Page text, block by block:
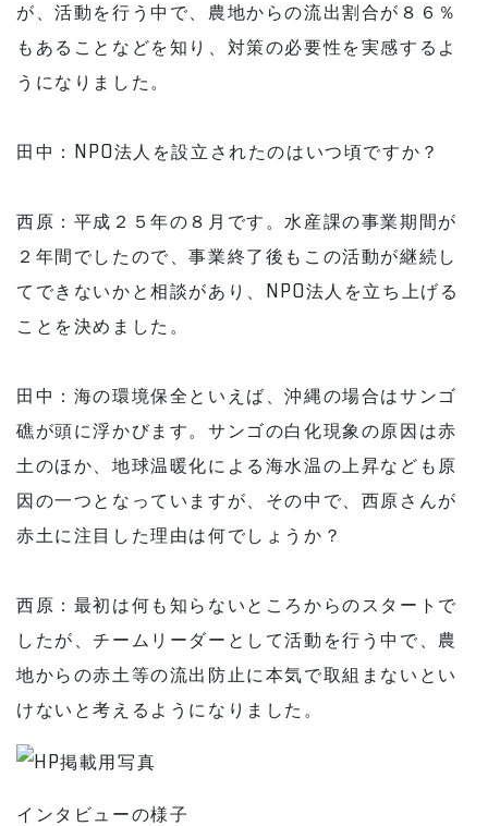
が、活動を行う中で、農地からの流出割合が８６％
もあることなどを知り、対策の必要性を実感するよ
うになりました。
田中：NPO法人を設立されたのはいつ頃ですか？
西原：平成２５年の８月です。水産課の事業期間が
２年間でしたので、事業終了後もこの活動が継続し
てできないかと相談があり、NPO法人を立ち上げる
ことを決めました。
田中：海の環境保全といえば、沖縄の場合はサンゴ
礁が頭に浮かびます。サンゴの白化現象の原因は赤
土のほか、地球温暖化による海水温の上昇なども原
因の一つとなっていますが、その中で、西原さんが
赤土に注目した理由は何でしょうか？
西原：最初は何も知らないところからのスタートで
したが、チームリーダーとして活動を行う中で、農
地からの赤土等の流出防止に本気で取組まないとい
けないと考えるようになりました。
インタビューの様子